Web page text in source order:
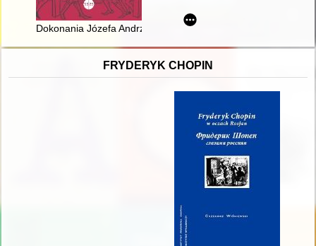
Dokonania Józefa Andrzeja Gierowskiego w zakresie badań
FRYDERYK CHOPIN